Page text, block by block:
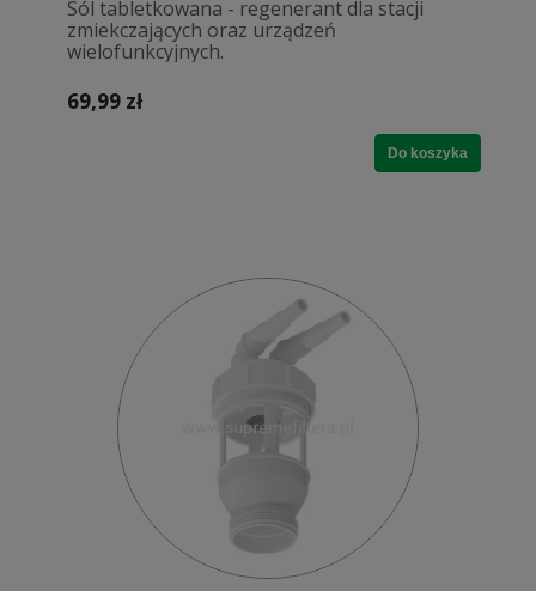
Sól tabletkowana - regenerant dla stacji
zmiekczających oraz urządzeń
wielofunkcyjnych.
69,99 zł
Do koszyka